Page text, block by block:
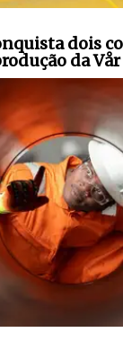
dois
da